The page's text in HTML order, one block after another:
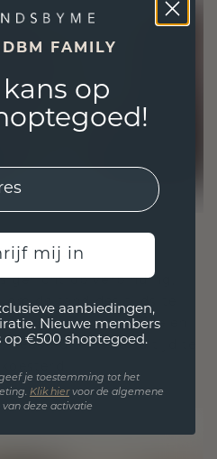
gericht op verbinding,
de tand des tijds te
symbool van liefde en
bedoeld om voor altijd te
FAMILY
op
mij in
aanbiedingen,
Nieuwe members
op €500 shoptegoed.
je toestemming tot het
Klik hiervoor de algemene
deze activatie